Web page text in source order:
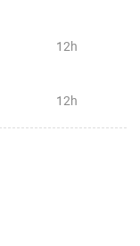
12h
12h